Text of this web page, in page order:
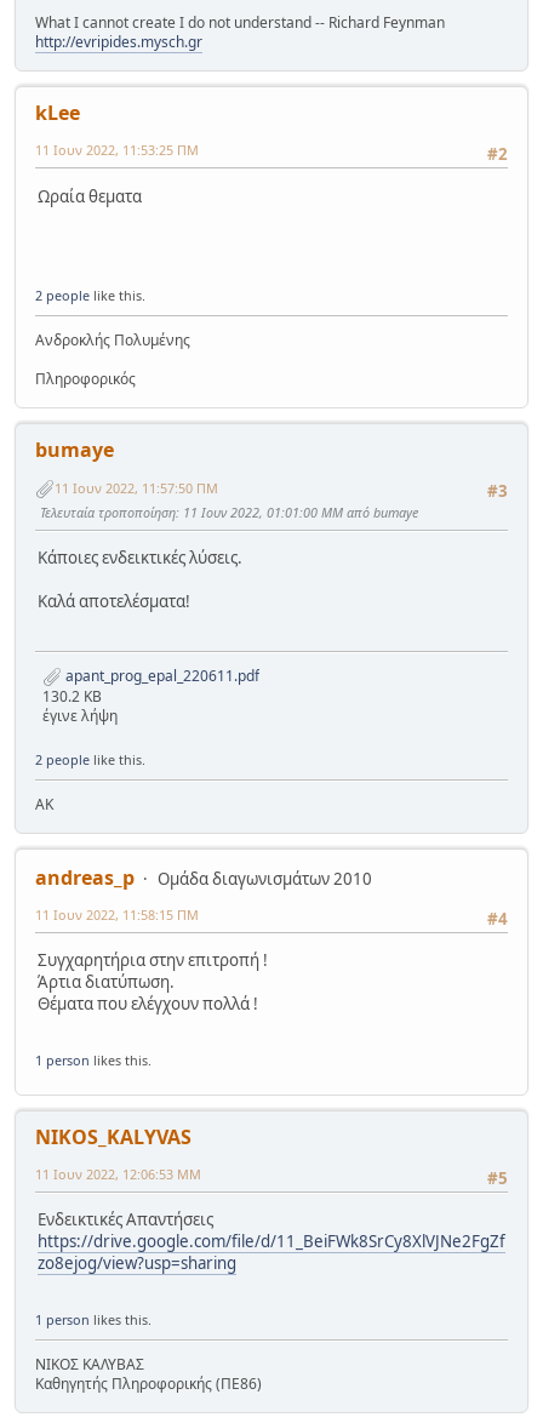
What I cannot create I do not understand -- Richard Feynman
http://evripides.mysch.gr
kLee
#2
11 Ιουν 2022, 11:53:25 ΠΜ
Ωραία θεματα
2 people like this.
Ανδροκλής Πολυμένης
Πληροφορικός
bumaye
#3
11 Ιουν 2022, 11:57:50 ΠΜ
Τελευταία τροποποίηση: 11 Ιουν 2022, 01:01:00 ΜΜ από bumaye
Κάποιες ενδεικτικές λύσεις.
Καλά αποτελέσματα!
apant_prog_epal_220611.pdf
130.2 KB
έγινε λήψη
2 people like this.
AK
andreas_p
Ομάδα διαγωνισμάτων 2010
#4
11 Ιουν 2022, 11:58:15 ΠΜ
Συγχαρητήρια στην επιτροπή !
Άρτια διατύπωση.
Θέματα που ελέγχουν πολλά !
1 person likes this.
NIKOS_KALYVAS
#5
11 Ιουν 2022, 12:06:53 ΜΜ
Ενδεικτικές Απαντήσεις
https://drive.google.com/file/d/11_BeiFWk8SrCy8XlVJNe2FgZf
zo8ejog/view?usp=sharing
1 person likes this.
ΝΙΚΟΣ ΚΑΛΥΒΑΣ
Καθηγητής Πληροφορικής (ΠΕ86)